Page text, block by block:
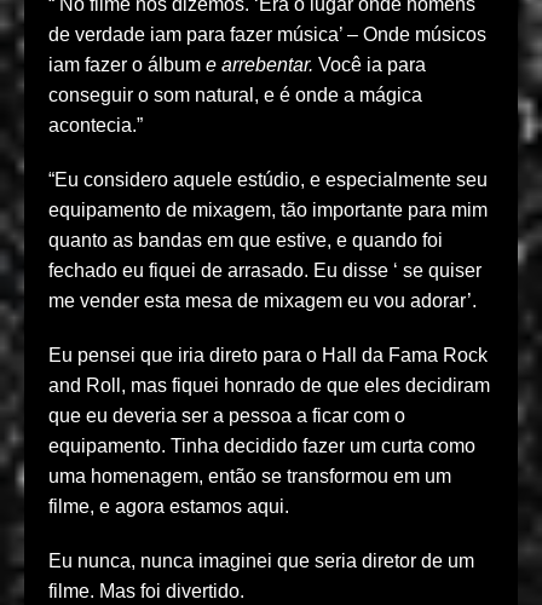
“ No filme nós dizemos. ‘Era o lugar onde homens
de verdade iam para fazer música’ – Onde músicos
iam fazer o álbum e arrebentar. Você ia para
conseguir o som natural, e é onde a mágica
acontecia.”
“Eu considero aquele estúdio, e especialmente seu
equipamento de mixagem, tão importante para mim
quanto as bandas em que estive, e quando foi
fechado eu fiquei de arrasado. Eu disse ‘ se quiser
me vender esta mesa de mixagem eu vou adorar’.
Eu pensei que iria direto para o Hall da Fama Rock
and Roll, mas fiquei honrado de que eles decidiram
que eu deveria ser a pessoa a ficar com o
equipamento. Tinha decidido fazer um curta como
uma homenagem, então se transformou em um
filme, e agora estamos aqui.
Eu nunca, nunca imaginei que seria diretor de um
filme. Mas foi divertido.